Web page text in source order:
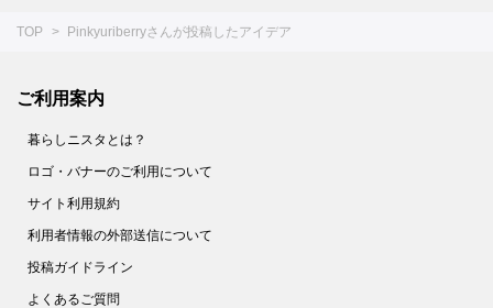
TOP Pinkyuriberryさんが投稿したアイデア
ご利用案内
暮らしニスタとは？
ロゴ・バナーのご利用について
サイト利用規約
利用者情報の外部送信について
投稿ガイドライン
よくあるご質問